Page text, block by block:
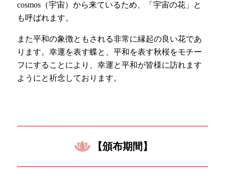
cosmos（宇宙）から来ているため、「宇宙の花」と
も呼ばれます。
また平和の象徴ともされる非常に縁起の良い花であ
ります。幸運を表す蝶と、平和を表す秋桜をモチー
フにすることにより、幸運と平和が皆様に訪れます
ようにと祈念しております。
【頒布期間】